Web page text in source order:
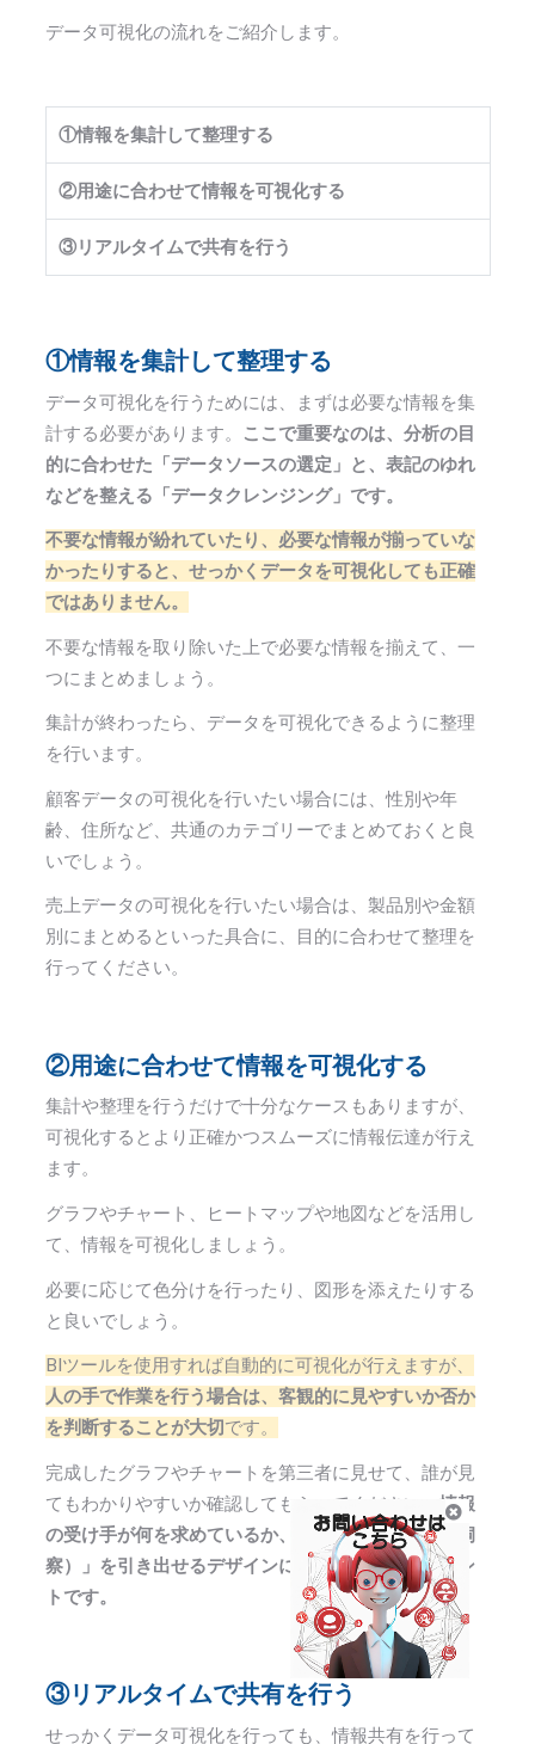
データ可視化の流れをご紹介します。
①情報を集計して整理する
②用途に合わせて情報を可視化する
③リアルタイムで共有を行う
①情報を集計して整理する
データ可視化を行うためには、まずは必要な情報を集
計する必要があります。
ここで重要なのは、分析の目
的に合わせた「データソースの選定」と、表記のゆれ
などを整える「データクレンジング」です。
不要な情報が紛れていたり、必要な情報が揃っていな
かったりすると、せっかくデータを可視化しても正確
ではありません。
不要な情報を取り除いた上で必要な情報を揃えて、一
つにまとめましょう。
集計が終わったら、データを可視化できるように整理
を行います。
顧客データの可視化を行いたい場合には、性別や年
齢、住所など、共通のカテゴリーでまとめておくと良
いでしょう。
売上データの可視化を行いたい場合は、製品別や金額
別にまとめるといった具合に、目的に合わせて整理を
行ってください。
②用途に合わせて情報を可視化する
集計や整理を行うだけで十分なケースもありますが、
可視化するとより正確かつスムーズに情報伝達が行え
ます。
グラフやチャート、ヒートマップや地図などを活用し
て、情報を可視化しましょう。
必要に応じて色分けを行ったり、図形を添えたりする
と良いでしょう。
BIツールを使用すれば自動的に可視化が行えますが、
人の手で作業を行う場合は、客観的に見やすいか否か
を判断することが大切です。
完成したグラフやチャートを第三者に見せて、誰が見
てもわかりやすいか確認してもらってください。
情報
の受け手が何を求めているか、その「インサイト（洞
察）」を引き出せるデザインになっているかがポイン
トです。
③リアルタイムで共有を行う
せっかくデータ可視化を行っても、情報共有を行って